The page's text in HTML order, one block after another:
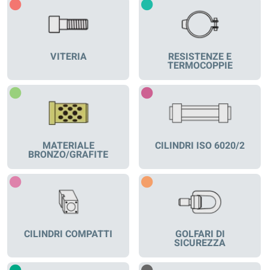
VITERIA RESISTENZE E
TERMOCOPPIE
MATERIALE
BRONZO/GRAFITE
CILINDRI ISO 6020/2
CILINDRI COMPATTI GOLFARI DI
SICUREZZA